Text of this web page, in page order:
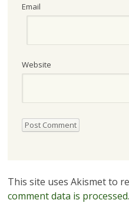
Email
Website
This site uses Akismet to
comment data is processed.